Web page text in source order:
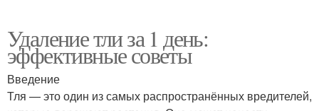
Удаление тли за 1 день:
эффективные советы
Введение
Тля — это один из самых распространённых вредителей,